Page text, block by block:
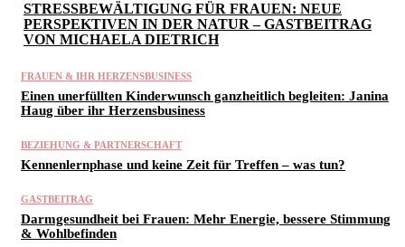
STRESSBEWÄLTIGUNG FÜR FRAUEN: NEUE
PERSPEKTIVEN IN DER NATUR – GASTBEITRAG
VON MICHAELA DIETRICH
FRAUEN & IHR HERZENSBUSINESS
Einen unerfüllten Kinderwunsch ganzheitlich begleiten: Janina
Haug über ihr Herzensbusiness
BEZIEHUNG & PARTNERSCHAFT
Kennenlernphase und keine Zeit für Treffen – was tun?
GASTBEITRAG
Darmgesundheit bei Frauen: Mehr Energie, bessere Stimmung
& Wohlbefinden